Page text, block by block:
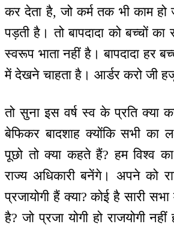
कर देता है, जो कर्म तक भी काम हो
पड़ती है। तो बापदादा को बच्चों का
स्वरूप भाता नहीं है। बापदादा हर
में देखने चाहता है। आर्डर करो जी
तो सुना इस वर्ष स्व के प्रति क्या
बेफिकर बादशाह क्योंकि सभी का
पूछो तो क्या कहते हैं? हम विश्व का
राज्य अधिकारी बनेंगे। अपने को
प्रजायोगी हैं क्या? कोई है सारी सभा
है? जो प्रजा योगी हो राजयोगी